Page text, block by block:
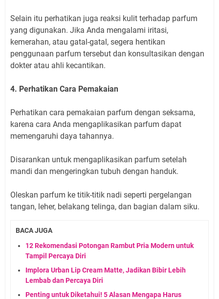
Selain itu perhatikan juga reaksi kulit terhadap parfum
yang digunakan. Jika Anda mengalami iritasi,
kemerahan, atau gatal-gatal, segera hentikan
penggunaan parfum tersebut dan konsultasikan dengan
dokter atau ahli kecantikan.
4. Perhatikan Cara Pemakaian
Perhatikan cara pemakaian parfum dengan seksama,
karena cara Anda mengaplikasikan parfum dapat
memengaruhi daya tahannya.
Disarankan untuk mengaplikasikan parfum setelah
mandi dan mengeringkan tubuh dengan handuk.
Oleskan parfum ke titik-titik nadi seperti pergelangan
tangan, leher, belakang telinga, dan bagian dalam siku.
BACA JUGA
12 Rekomendasi Potongan Rambut Pria Modern untuk
Tampil Percaya Diri
Implora Urban Lip Cream Matte, Jadikan Bibir Lebih
Lembab dan Percaya Diri
Penting untuk Diketahui! 5 Alasan Mengapa Harus